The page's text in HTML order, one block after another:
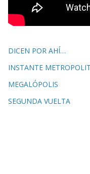
DICEN POR AHÍ…
INSTANTE
MEGALÓPOLIS
SEGUNDA VUELTA